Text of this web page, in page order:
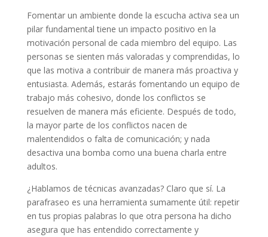
Fomentar un ambiente donde la escucha activa sea un
pilar fundamental tiene un impacto positivo en la
motivación personal de cada miembro del equipo. Las
personas se sienten más valoradas y comprendidas, lo
que las motiva a contribuir de manera más proactiva y
entusiasta. Además, estarás fomentando un equipo de
trabajo más cohesivo, donde los conflictos se
resuelven de manera más eficiente. Después de todo,
la mayor parte de los conflictos nacen de
malentendidos o falta de comunicación; y nada
desactiva una bomba como una buena charla entre
adultos.
¿Hablamos de técnicas avanzadas? Claro que sí. La
parafraseo es una herramienta sumamente útil: repetir
en tus propias palabras lo que otra persona ha dicho
asegura que has entendido correctamente y